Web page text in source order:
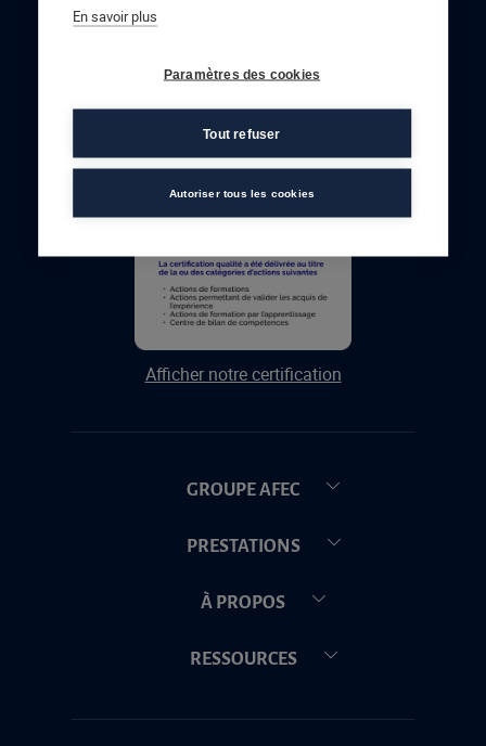
Afficher notre certification
GROUPE AFEC
PRESTATIONS
À PROPOS
RESSOURCES
En savoir plus
Paramètres des cookies
Tout refuser
Autoriser tous les cookies